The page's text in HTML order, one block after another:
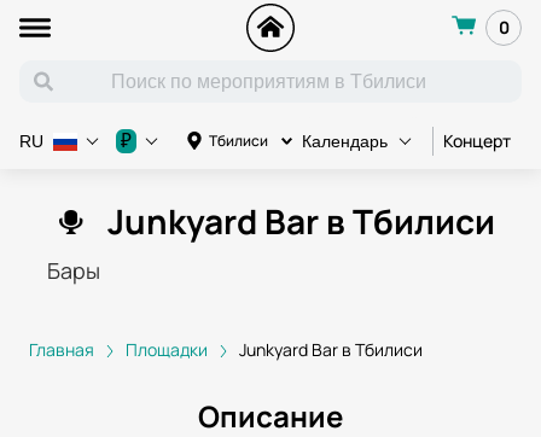
0
Тбилиси Календарь Концерт
RU ₽
Junkyard Bar в Тбилиси
Бары
Главная Площадки Junkyard Bar в Тбилиси
Описание